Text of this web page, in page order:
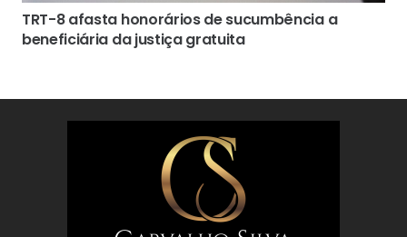
TRT-8 afasta honorários de sucumbência a
beneficiária da justiça gratuita